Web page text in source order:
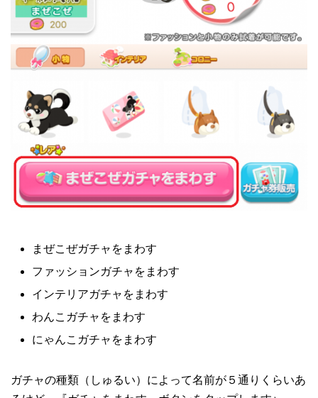
まぜこぜガチャをまわす
ファッションガチャをまわす
インテリアガチャをまわす
わんこガチャをまわす
にゃんこガチャをまわす
ガチャの種類（しゅるい）によって名前が５通りくらいあ